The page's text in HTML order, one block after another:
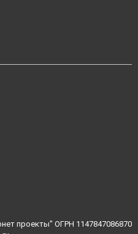
проекты" ОГРН 1147847086870